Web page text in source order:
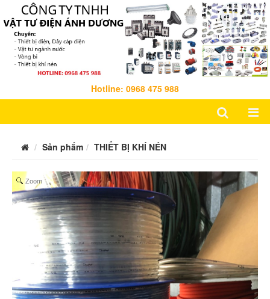
Hotline: 0968 475 988
Sản phẩm THIẾT BỊ KHÍ NÉN
Zoom